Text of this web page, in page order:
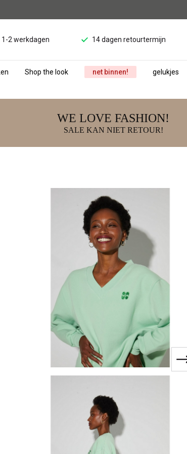
2 werkdagen 14 dagen retourtermijn
Shop the look net binnen! gelukjes
WE LOVE FASHION!
SALE KAN NIET RETOUR!